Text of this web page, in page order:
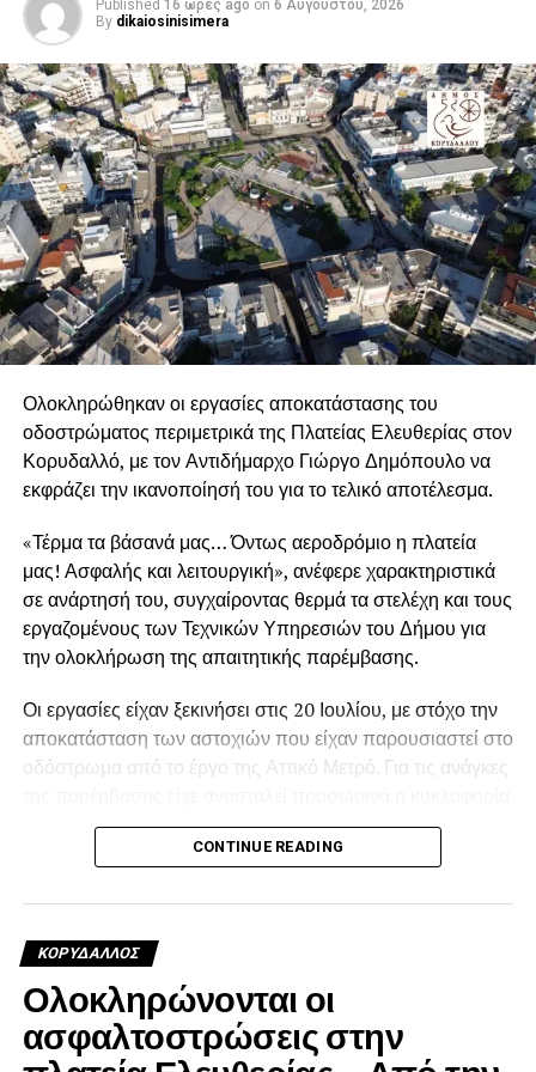
μηχανικών.
.
.
.
Published 16 ώρες ago on 6 Αυγούστου, 2026
By dikaiosinisimera
Ολοκληρώθηκαν οι εργασίες αποκατάστασης του
οδοστρώματος περιμετρικά της Πλατείας Ελευθερίας στον
Κορυδαλλό, με τον Αντιδήμαρχο Γιώργο Δημόπουλο να
εκφράζει την ικανοποίησή του για το τελικό αποτέλεσμα.
«Τέρμα τα βάσανά μας… Όντως αεροδρόμιο η πλατεία
μας! Ασφαλής και λειτουργική», ανέφερε χαρακτηριστικά
σε ανάρτησή του, συγχαίροντας θερμά τα στελέχη και τους
εργαζομένους των Τεχνικών Υπηρεσιών του Δήμου για
την ολοκλήρωση της απαιτητικής παρέμβασης.
Οι εργασίες είχαν ξεκινήσει στις 20 Ιουλίου, με στόχο την
αποκατάσταση των αστοχιών που είχαν παρουσιαστεί στο
οδόστρωμα από το έργο της Αττικό Μετρό. Για τις ανάγκες
των οχημάτων περιμετρικά της πλατείας έως και τις 5
Η αποκατάσταση κρίθηκε αναγκαία, καθώς οι εκτεταμένες
φθορές είχαν δημιουργήσει προβλήματα στην ασφαλή και
ομαλή διέλευση των οχημάτων. Καθ’ όλη τη διάρκεια των
εργασιών, οι υπηρεσίες του Δήμου βρίσκονταν στο
σημείο, με στόχο να περιοριστεί όσο το δυνατόν
περισσότερο η ταλαιπωρία κατοίκων, οδηγών και
CONTINUE READING
ΚΟΡΥΔΑΛΛΟΣ
Ολοκληρώνονται οι
ασφαλτοστρώσεις στην